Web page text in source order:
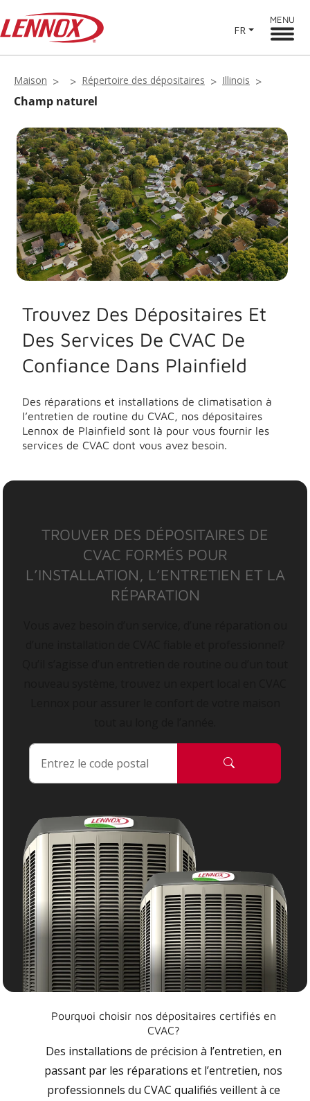
FR
MENU
Maison Répertoire des dépositaires Illinois
Champ naturel
Trouvez Des Dépositaires Et
Des Services De CVAC De
Confiance Dans Plainfield
Des réparations et installations de climatisation à
l’entretien de routine du CVAC, nos dépositaires
Lennox de Plainfield sont là pour vous fournir les
services de CVAC dont vous avez besoin.
TROUVER DES DÉPOSITAIRES DE
CVAC FORMÉS POUR
L’INSTALLATION, L’ENTRETIEN ET LA
RÉPARATION
Pourquoi choisir nos dépositaires certifiés en
CVAC?
Des installations de précision à l’entretien, en
passant par les réparations et l’entretien, nos
professionnels du CVAC qualifiés veillent à ce